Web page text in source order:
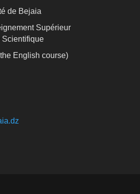
de Bejaia
Supérieur
Scientifique
English course)